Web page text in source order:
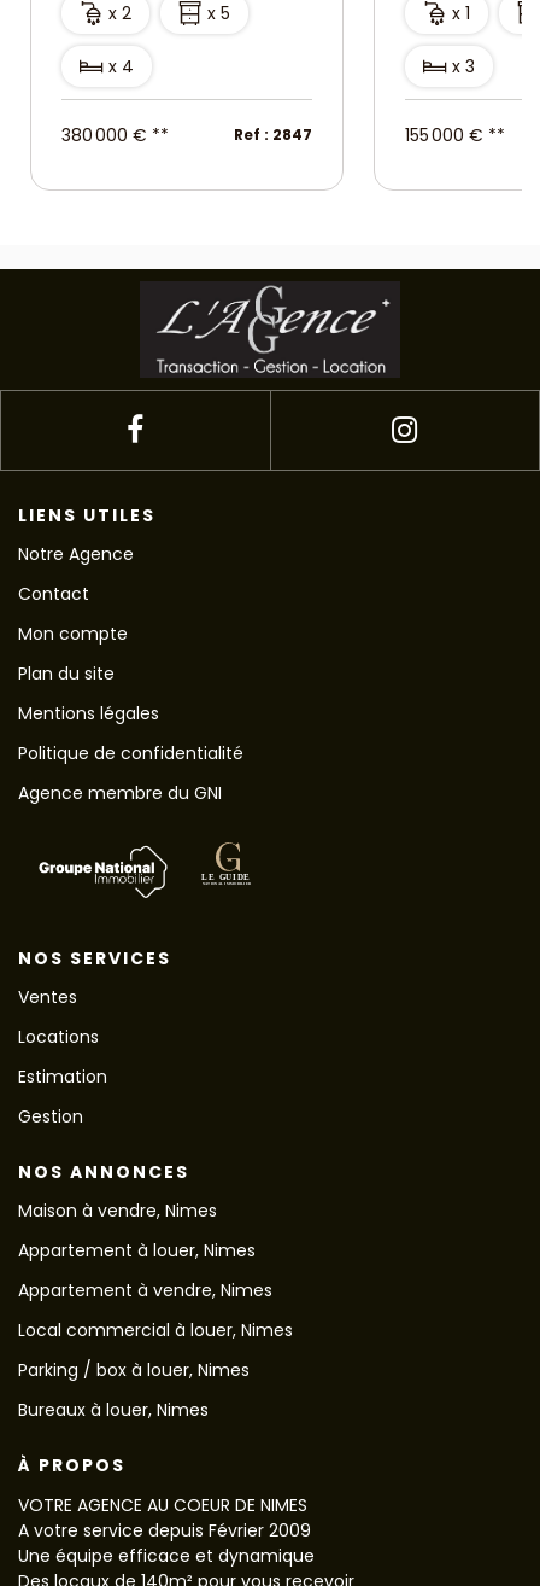
x 2 x 5
x 4
380 000 € ** Ref : 2847
x 1
x 3
155 000 € **
LIENS UTILES
Notre Agence
Contact
Mon compte
Plan du site
Mentions légales
Politique de confidentialité
Agence membre du GNI
NOS SERVICES
Ventes
Locations
Estimation
Gestion
NOS ANNONCES
Maison à vendre, Nimes
Appartement à louer, Nimes
Appartement à vendre, Nimes
Local commercial à louer, Nimes
Parking / box à louer, Nimes
Bureaux à louer, Nimes
À PROPOS
VOTRE AGENCE AU COEUR DE NIMES
A votre service depuis Février 2009
Une équipe efficace et dynamique
Des locaux de 140m² pour vous recevoir